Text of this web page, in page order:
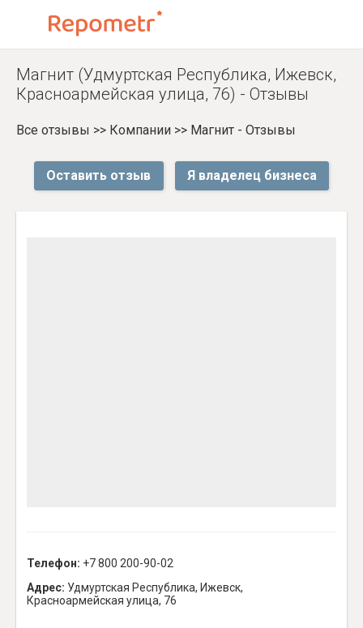
Магнит (Удмуртская Республика, Ижевск,
Красноармейская улица, 76) - Отзывы
Все отзывы >> Компании >> Магнит - Отзывы
Оставить отзыв Я владелец бизнеса
Телефон: +7 800 200-90-02
Адрес: Удмуртская Республика, Ижевск,
Красноармейская улица, 76